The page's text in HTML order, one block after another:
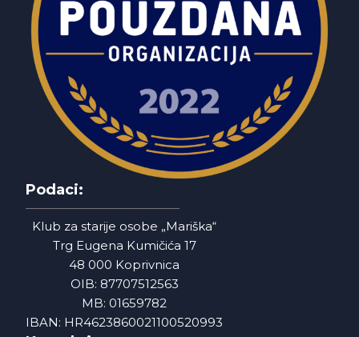
Podaci:
Klub za starije osobe „Mariška“
Trg Eugena Kumičića 17
48 000 Koprivnica
OIB: 87707512563
MB: 01659782
IBAN: HR4623860021100520993